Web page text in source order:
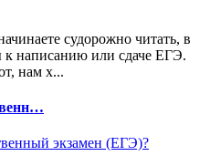
судорожно читать, в
написанию или сдаче ЕГЭ.
нам х...